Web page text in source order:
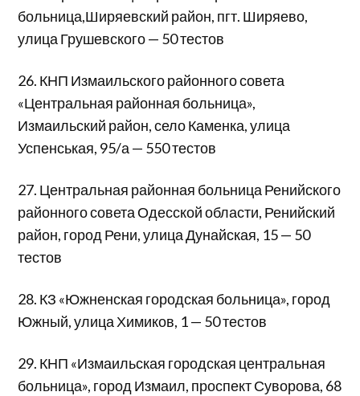
больница,Ширяевский район, пгт. Ширяево,
улица Грушевского — 50 тестов
26. КНП Измаильского районного совета
«Центральная районная больница»,
Измаильский район, село Каменка, улица
Успенськая, 95/а — 550 тестов
27. Центральная районная больница Ренийского
районного совета Одесской области, Ренийский
район, город Рени, улица Дунайская, 15 — 50
тестов
28. КЗ «Южненская городская больница», город
Южный, улица Химиков, 1 — 50 тестов
29. КНП «Измаильская городская центральная
больница», город Измаил, проспект Суворова, 68